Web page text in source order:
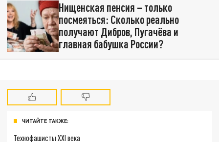
Нищенская пенсия – только
посмеяться: Сколько реально
получают Дибров, Пугачёва и
главная бабушка России?
ЧИТАЙТЕ ТАКЖЕ:
Технофашисты XXI века